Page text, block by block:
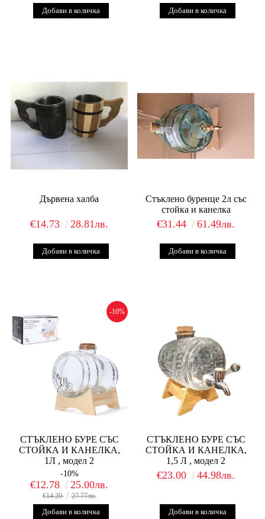
Дървена халба
€14.73 28.81лв.
Стъклено буренце 2л със
стойка и канелка
€31.44 61.49лв.
-10%
СТЪКЛЕНО БУРЕ СЪС
СТОЙКА И КАНЕЛКА,
1Л , модел 2
-10%
€12.78 25.00лв.
€14.20 27.77лв.
СТЪКЛЕНО БУРЕ СЪС
СТОЙКА И КАНЕЛКА,
1,5 Л , модел 2
€23.00 44.98лв.